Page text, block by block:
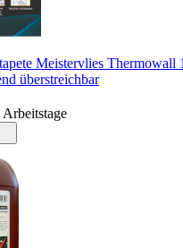
Meistervlies Thermowall
überstreichbar